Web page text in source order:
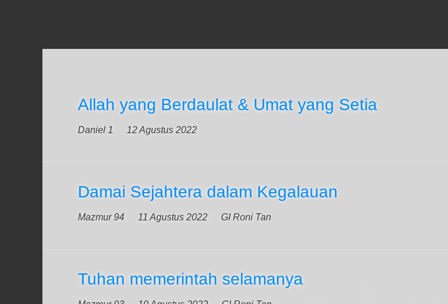
Allah yang Berdaulat & Umat yang Setia
Daniel 1 12 Agustus 2022
Damai Sejahtera dalam Kegalauan
Mazmur 94 11 Agustus 2022 GI Roni Tan
Tuhan memerintah selamanya